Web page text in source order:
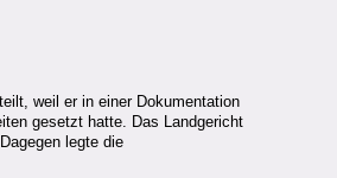
weil er in einer Dokumentation
gesetzt hatte. Das Landgericht
legte die